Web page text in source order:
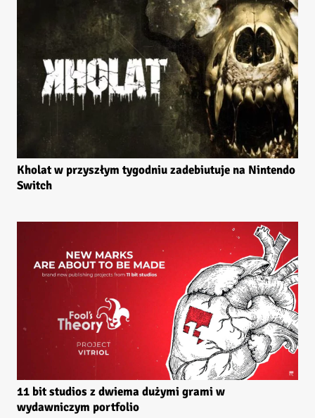
Kholat w przyszłym tygodniu zadebiutuje na Nintendo
Switch
11 bit studios z dwiema dużymi grami w
wydawniczym portfolio